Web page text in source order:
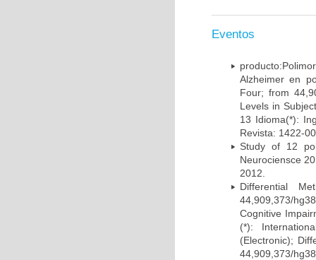
Eventos
Alzheimer en
Four; from
Levels in
13 Idioma(*):
Revista: 1422-
Study of 12
Neurociensce
2012.
Differential
44,909,373/
Cognitive
(*):
(Electronic);
44,909,373/